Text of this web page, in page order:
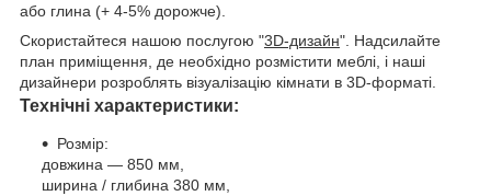
або глина (+ 4-5% дорожче).
Скористайтеся нашою послугою "3D-дизайн". Надсилайте
план приміщення, де необхідно розмістити меблі, і наші
дизайнери розроблять візуалізацію кімнати в 3D-форматі.
Технічні характеристики:
Розмір:
довжина — 850 мм,
ширина / глибина 380 мм,